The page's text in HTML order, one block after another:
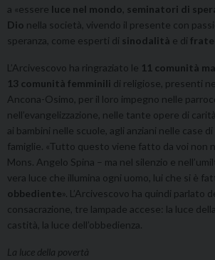
a «essere luce nel mondo seminatori di
Dio nella società, vivendo il presente con
speranza, come esperti di sinodalità e di
L’Arcivescovo ha ringraziato le 11 comunità
13 comunità femminili di religiose, presenti
Ancona-Osimo, per il loro impegno nelle
nell’evangelizzazione, nelle tante opere di
ai bambini nelle scuole, agli anziani nelle case
famiglie. «Tutto questo viene fatto da voi non
Mons. Angelo Spina – ma nel silenzio e
vera luce che illumina ogni uomo, lui che si è
obbediente». L’Arcivescovo ha quindi parlato
consacrazione, tre lampade accese: la luce
castità, la luce dell’obbedienza.
La luce della povertà